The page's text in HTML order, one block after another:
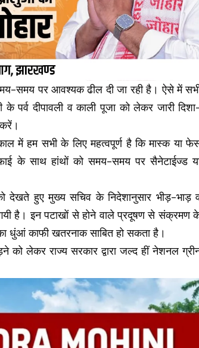
समय-समय पर आवश्यक ढील दी जा रही है। ऐसे में
पर्व दीपावली व काली पूजा को लेकर जारी
में हम सभी के लिए महत्वपूर्ण है कि मास्क या
के साथ हांथों को समय-समय पर सैनेटाईज्ड
देखते हुए मुख्य सचिव के निदेशानुसार भीड़-भाड़
है। इन पटाखों से होने वाले प्रदूषण से संक्रमण
धुंआं काफी खतरनाक साबित हो सकता है।
को लेकर राज्य सरकार द्वारा जल्द हीं नेशनल